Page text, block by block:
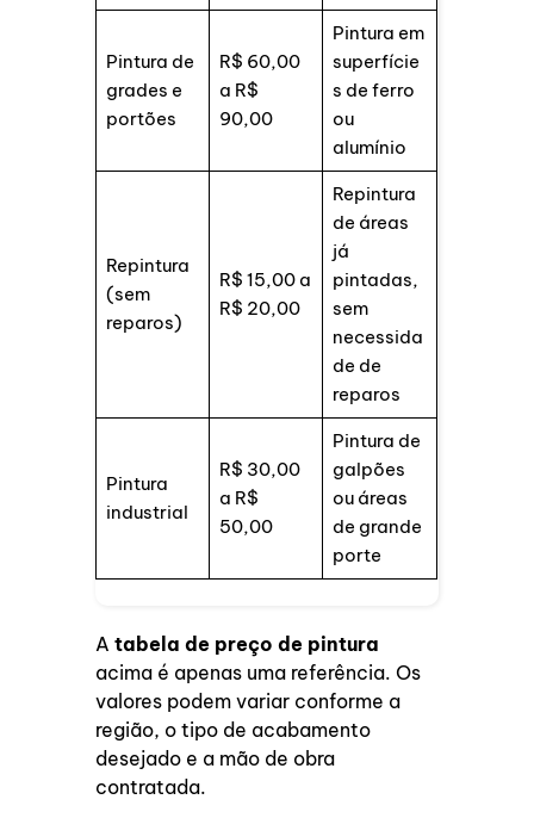
Pintura de
grades e
portões
R$ 60,00
a R$
90,00
Pintura em
superfície
s de ferro
ou
alumínio
Repintura
(sem
reparos)
R$ 15,00 a
R$ 20,00
Repintura
de áreas
já
pintadas,
sem
necessida
de de
reparos
Pintura
industrial
R$ 30,00
a R$
50,00
Pintura de
galpões
ou áreas
de grande
porte
Atabela de preço de pintura
acima é apenas uma referência. Os
valores podem variar conforme a
região, o tipo de acabamento
desejado e a mão de obra
contratada.